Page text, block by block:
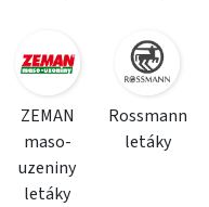
ZEMAN
maso-
uzeniny
letáky
Rossmann
letáky